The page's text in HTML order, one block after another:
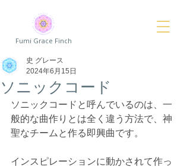
Fumi Grace Finch
ソニックコード
史 グレース
2024年6月15日
ソニックコードと呼んでいるのは、一
般的な曲作りとは全く違う方法で、神
聖なチームと作る即興曲です。
インスピレーションに動かされて作っ